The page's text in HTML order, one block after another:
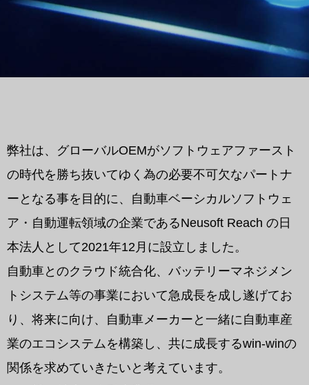
弊社は、グローバルOEMがソフトウェアファースト
の時代を勝ち抜いてゆく為の必要不可欠なパートナ
ーとなる事を目的に、自動車ベーシカルソフトウェ
ア・自動運転領域の企業であるNeusoft Reach の日
本法人として2021年12月に設立しました。
自動車とのクラウド統合化、バッテリーマネジメン
トシステム等の事業において急成長を成し遂げてお
り、将来に向け、自動車メーカーと一緒に自動車産
業のエコシステムを構築し、共に成長するwin-winの
関係を求めていきたいと考えています。